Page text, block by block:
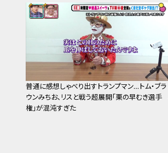
普通に感想しゃべり出すトランプマン…トム・ブラ
ウンみちお、リスと戦う超展開「栗の早むき選手
権」が混沌すぎた